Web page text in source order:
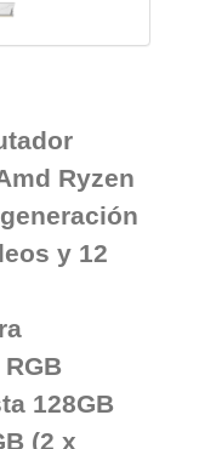
Ryzen
y 12
128GB